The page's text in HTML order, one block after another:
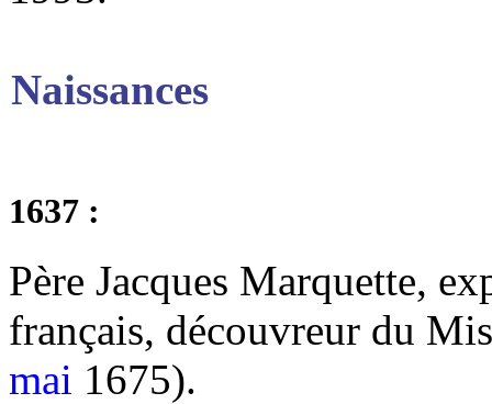
Naissances
1637 :
Père Jacques Marquette,
français, découvreur du
mai 1675).